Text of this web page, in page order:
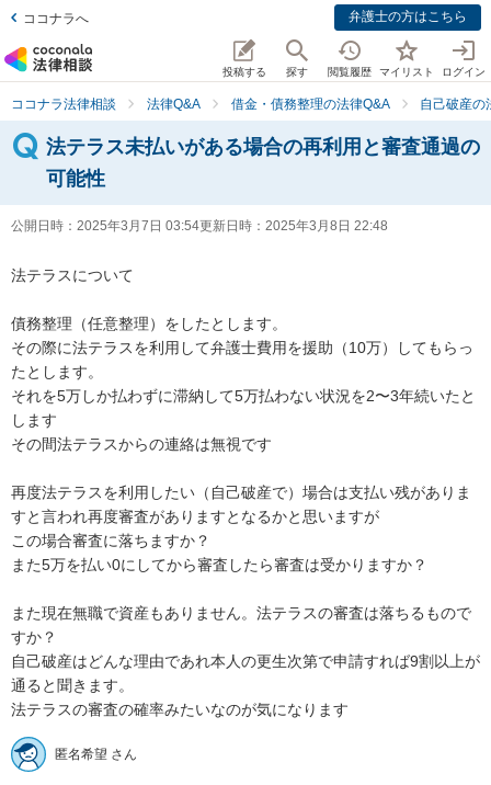
ココナラへ 弁護士の方はこちら
投稿する 探す 閲覧履歴 マイリスト ログイン
ココナラ法律相談 法律Q&A 借金・債務整理の法律Q&A 自己破産の
法テラス未払いがある場合の再利用と審査通過の
可能性
公開日時： 2025年3月7日 03:54更新日時： 2025年3月8日 22:48
法テラスについて
債務整理（任意整理）をしたとします。
その際に法テラスを利用して弁護士費用を援助（10万）してもらっ
たとします。
それを5万しか払わずに滞納して5万払わない状況を2〜3年続いたと
します
その間法テラスからの連絡は無視です
再度法テラスを利用したい（自己破産で）場合は支払い残がありま
すと言われ再度審査がありますとなるかと思いますが
この場合審査に落ちますか？
また5万を払い0にしてから審査したら審査は受かりますか？
また現在無職で資産もありません。法テラスの審査は落ちるもので
すか？
自己破産はどんな理由であれ本人の更生次第で申請すれば9割以上が
通ると聞きます。
法テラスの審査の確率みたいなのが気になります
匿名希望 さん